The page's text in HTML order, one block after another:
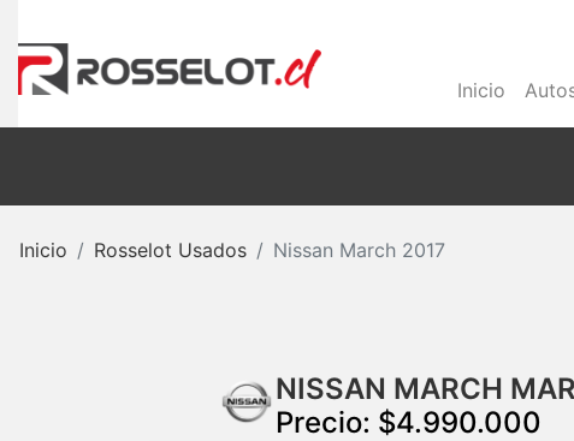
Inicio
Inicio Rosselot Usados Nissan March 2017
NISSAN MARCH
Precio: $4.990.000